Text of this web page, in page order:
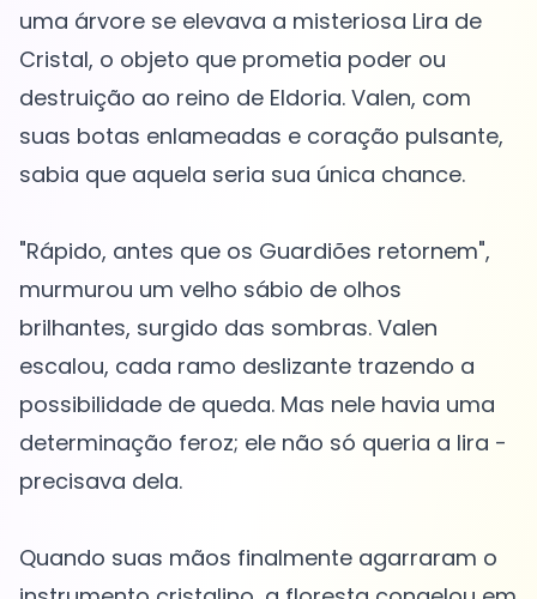
uma árvore se elevava a misteriosa Lira de
Cristal, o objeto que prometia poder ou
destruição ao reino de Eldoria. Valen, com
suas botas enlameadas e coração pulsante,
sabia que aquela seria sua única chance.
"Rápido, antes que os Guardiões retornem",
murmurou um velho sábio de olhos
brilhantes, surgido das sombras. Valen
escalou, cada ramo deslizante trazendo a
possibilidade de queda. Mas nele havia uma
determinação feroz; ele não só queria a lira -
precisava dela.
Quando suas mãos finalmente agarraram o